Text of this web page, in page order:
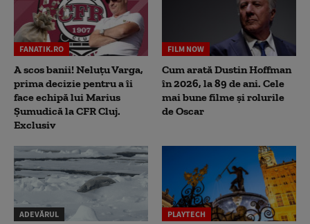
FANATIK.RO
A scos banii! Neluțu Varga,
prima decizie pentru a îi
face echipă lui Marius
Șumudică la CFR Cluj.
Exclusiv
FILM NOW
Cum arată Dustin Hoffman
în 2026, la 89 de ani. Cele
mai bune filme și rolurile
de Oscar
ADEVĂRUL PLAYTECH